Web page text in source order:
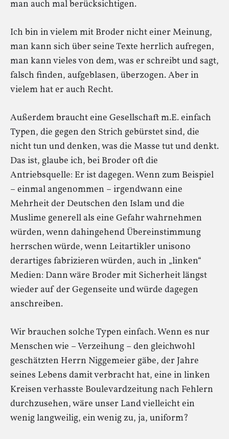
man auch mal berücksichtigen.
Ich bin in vielem mit Broder nicht einer Meinung,
man kann sich über seine Texte herrlich aufregen,
man kann vieles von dem, was er schreibt und sagt,
falsch finden, aufgeblasen, überzogen. Aber in
vielem hat er auch Recht.
Außerdem braucht eine Gesellschaft m.E. einfach
Typen, die gegen den Strich gebürstet sind, die
nicht tun und denken, was die Masse tut und denkt.
Das ist, glaube ich, bei Broder oft die
Antriebsquelle: Er ist dagegen. Wenn zum Beispiel
– einmal angenommen – irgendwann eine
Mehrheit der Deutschen den Islam und die
Muslime generell als eine Gefahr wahrnehmen
würden, wenn dahingehend Übereinstimmung
herrschen würde, wenn Leitartikler unisono
derartiges fabrizieren würden, auch in „linken“
Medien: Dann wäre Broder mit Sicherheit längst
wieder auf der Gegenseite und würde dagegen
anschreiben.
Wir brauchen solche Typen einfach. Wenn es nur
Menschen wie – Verzeihung – den gleichwohl
geschätzten Herrn Niggemeier gäbe, der Jahre
seines Lebens damit verbracht hat, eine in linken
Kreisen verhasste Boulevardzeitung nach Fehlern
durchzusehen, wäre unser Land vielleicht ein
wenig langweilig, ein wenig zu, ja, uniform?